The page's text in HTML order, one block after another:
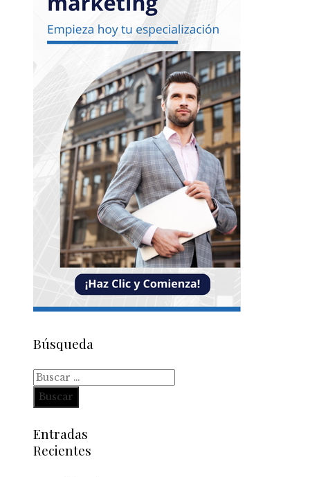
Búsqueda
Buscar:
Entradas
Recientes